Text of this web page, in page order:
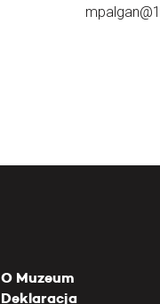
O Muzeum
Deklaracja